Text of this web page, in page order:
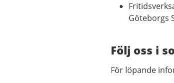
Göteborgs
Följ oss i
För löpande